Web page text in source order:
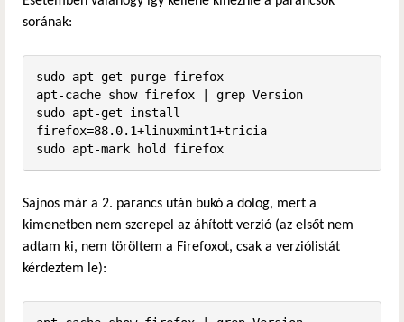
sorának:
sudo apt-get purge firefox
apt-cache show firefox | grep Version
sudo apt-get install
firefox=88.0.1+linuxmint1+tricia
sudo apt-mark hold firefox
Sajnos már a 2. parancs után bukó a dolog, mert a
kimenetben nem szerepel az áhított verzió (az elsőt nem
adtam ki, nem töröltem a Firefoxot, csak a verziólistát
kérdeztem le):